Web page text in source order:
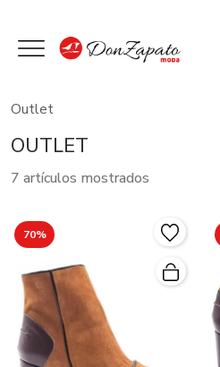
Outlet
OUTLET
7 artículos mostrados
70%